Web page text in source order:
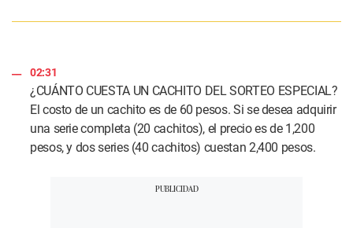
02:31
¿CUÁNTO CUESTA UN CACHITO DEL SORTEO ESPECIAL?
El costo de un cachito es de 60 pesos. Si se desea adquirir
una serie completa (20 cachitos), el precio es de 1,200
pesos, y dos series (40 cachitos) cuestan 2,400 pesos.